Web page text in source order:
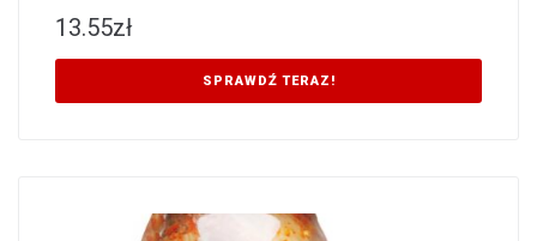
13.55zł
SPRAWDŹ TERAZ!